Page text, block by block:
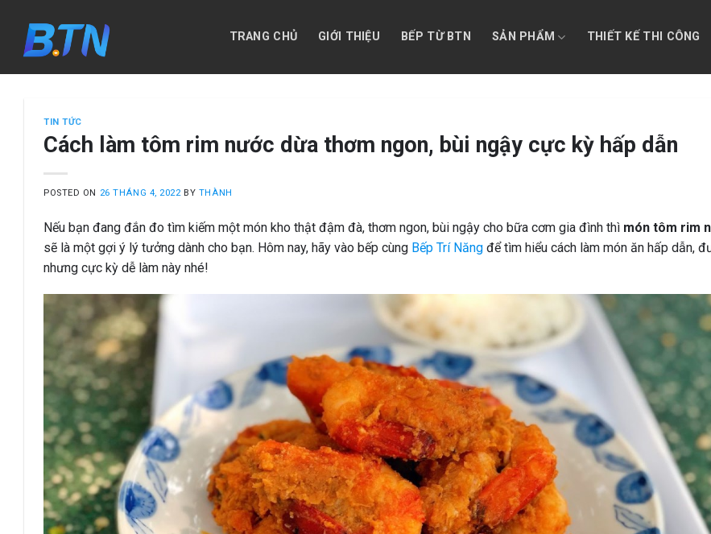
content
TRANG CHỦ GIỚI THIỆU BẾP TỪ BTN SẢN PHẨM THIẾT KẾ THI CÔNG
TIN TỨC
Cách làm tôm rim nước dừa thơm ngon, bùi ngậy cực kỳ hấp dẫn
POSTED ON 26 THÁNG 4, 2022 BY THÀNH
Nếu bạn đang đắn đo tìm kiếm một món kho thật đậm đà, thơm ngon, bùi ngậy cho bữa cơm gia đình thì món tôm rim
sẽ là một gợi ý lý tưởng dành cho bạn. Hôm nay, hãy vào bếp cùng Bếp Trí Năng để tìm hiểu cách làm món ăn hấp dẫn,
nhưng cực kỳ dễ làm này nhé!